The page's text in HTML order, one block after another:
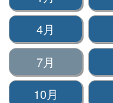
4月
7月
10月